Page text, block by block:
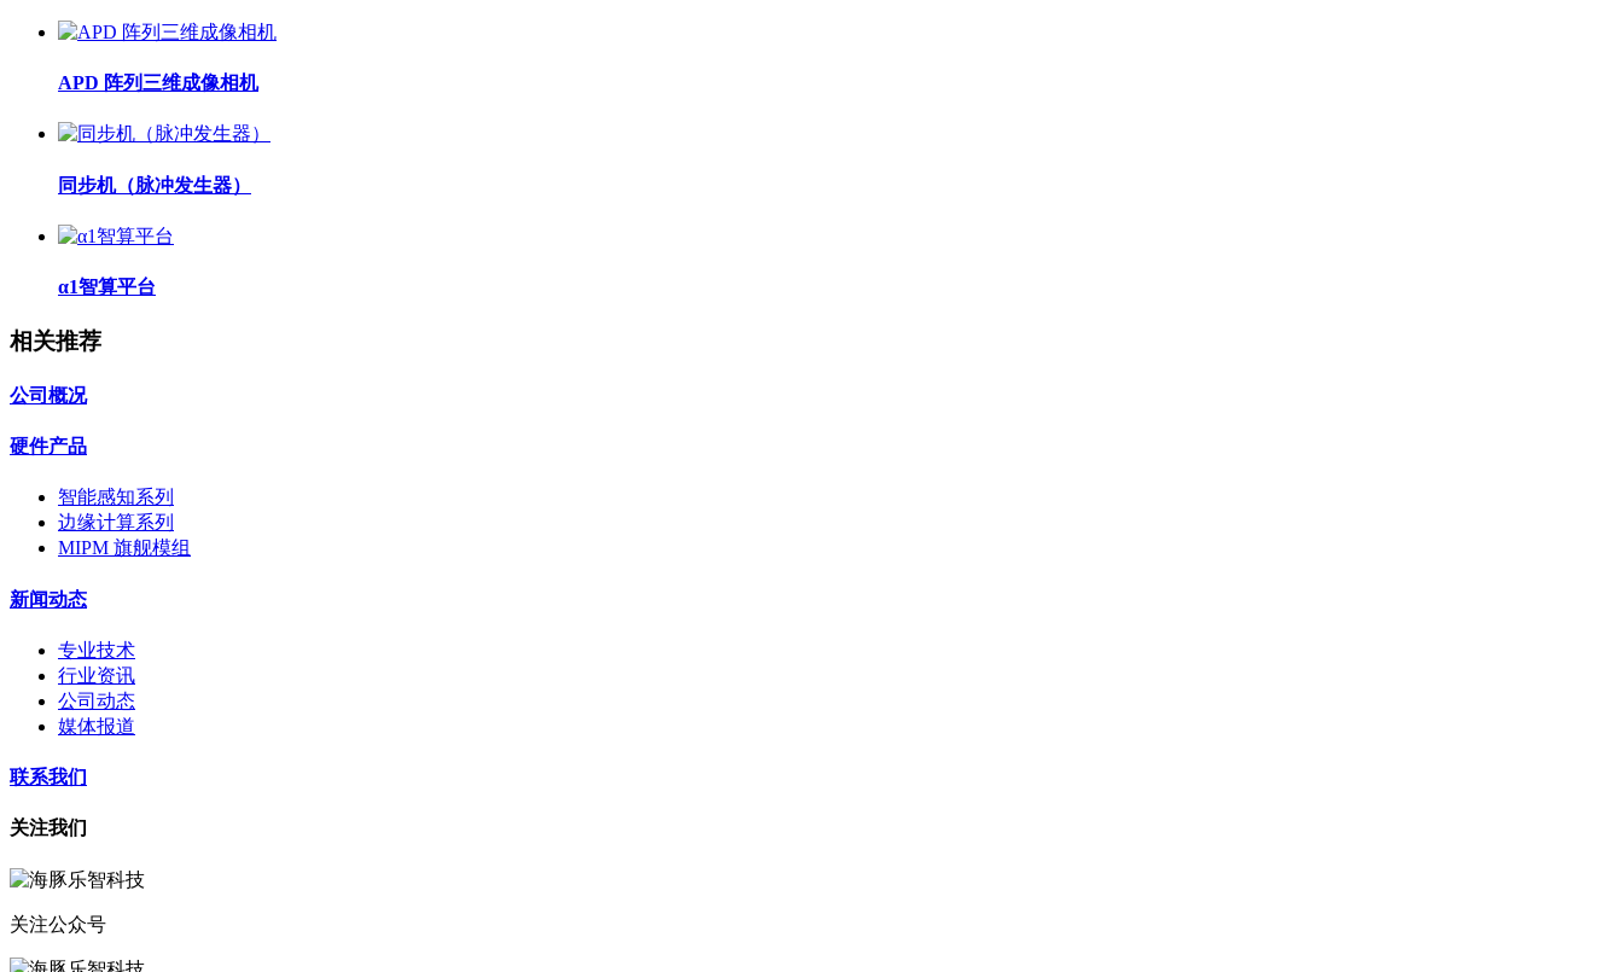
APD 阵列三维成像相机
同步机（脉冲发生器）
α1智算平台
相关推荐
公司概况
硬件产品
智能感知系列
边缘计算系列
MIPM 旗舰模组
新闻动态
专业技术
行业资讯
公司动态
媒体报道
联系我们
关注我们
关注公众号